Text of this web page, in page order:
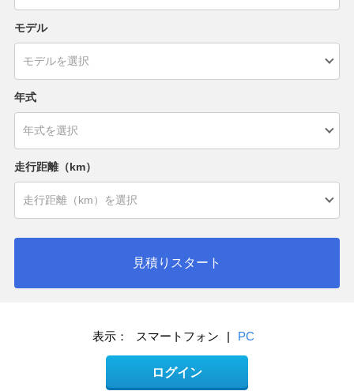
モデル
年式
走行距離（km）
見積りスタート
表示： スマートフォン | PC
ログイン